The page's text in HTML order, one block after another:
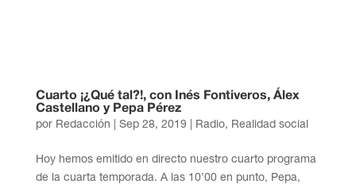
Cuarto ¡¿Qué tal?!, con Inés Fontiveros, Álex
Castellano y Pepa Pérez
por Redacción Sep 28, 2019 Radio, Realidad social
Hoy hemos emitido en directo nuestro cuarto programa
de la cuarta temporada. A las 10’00 en punto, Pepa,